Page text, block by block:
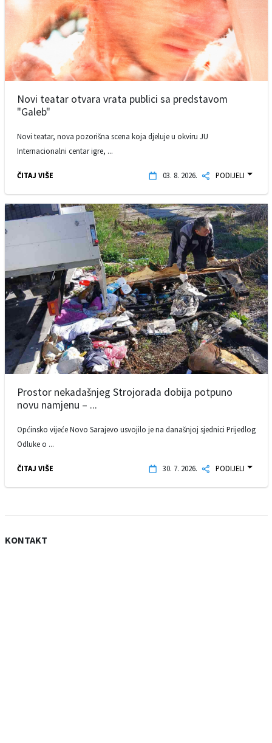
Novi teatar otvara vrata publici sa predstavom
"Galeb"
Novi teatar, nova pozorišna scena koja djeluje u okviru JU
Internacionalni centar igre, ...
ČITAJ VIŠE 03. 8. 2026. PODIJELI
Prostor nekadašnjeg Strojorada dobija potpuno
novu namjenu – ...
Općinsko vijeće Novo Sarajevo usvojilo je na današnjoj sjednici Prijedlog
Odluke o ...
ČITAJ VIŠE 30. 7. 2026. PODIJELI
KONTAKT